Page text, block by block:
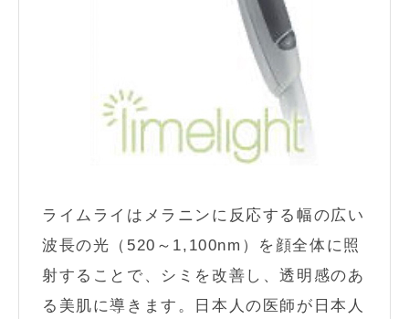
ライムライはメラニンに反応する幅の広い
波長の光（520～1,100nm）を顔全体に照
射することで、シミを改善し、透明感のあ
る美肌に導きます。日本人の医師が日本人